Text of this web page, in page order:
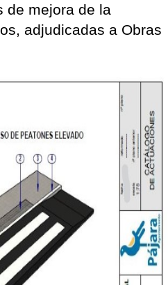
de mejora de la
adjudicadas a Obras